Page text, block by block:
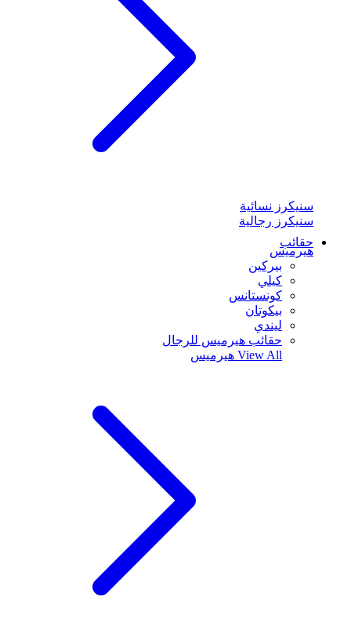
سنيكرز نسائية
سنيكرز رجالية
حقائب
هيرميس
بيركين
كيلي
كونستانس
بيكوتان
ليندي
حقائب هيرميس للرجال
View All هيرميس